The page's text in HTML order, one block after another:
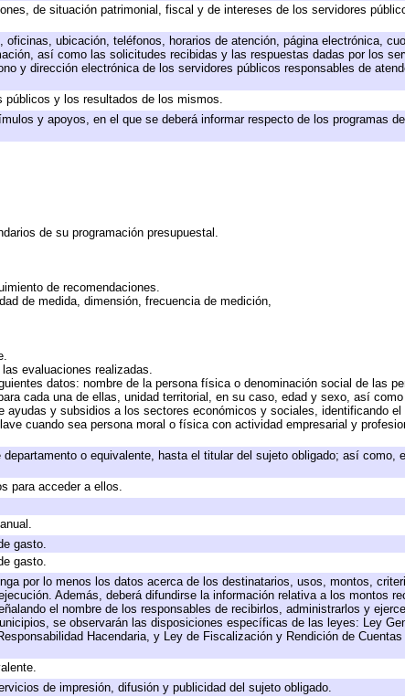
de situación patrimonial, fiscal y de intereses de los servidores
ubicación, teléfonos, horarios de atención, página electrónica,
así como las solicitudes recibidas y las respuestas dadas por los
y dirección electrónica de los servidores públicos responsables de
y los resultados de los mismos.
y apoyos, en el que se deberá informar respecto de los programas
de su programación presupuestal.
de recomendaciones.
de medida, dimensión, frecuencia de medición,
evaluaciones realizadas.
datos: nombre de la persona física o denominación social de las
cada una de ellas, unidad territorial, en su caso, edad y sexo, así
y subsidios a los sectores económicos y sociales, identificando el
cuando sea persona moral o física con actividad empresarial y
o equivalente, hasta el titular del sujeto obligado; así como,
para acceder a ellos.
gasto.
gasto.
por lo menos los datos acerca de los destinatarios, usos, montos,
Además, deberá difundirse la información relativa a los montos
el nombre de los responsables de recibirlos, administrarlos y
se observarán las disposiciones específicas de las leyes: Ley
Hacendaria, y Ley de Fiscalización y Rendición de Cuentas
de impresión, difusión y publicidad del sujeto obligado.